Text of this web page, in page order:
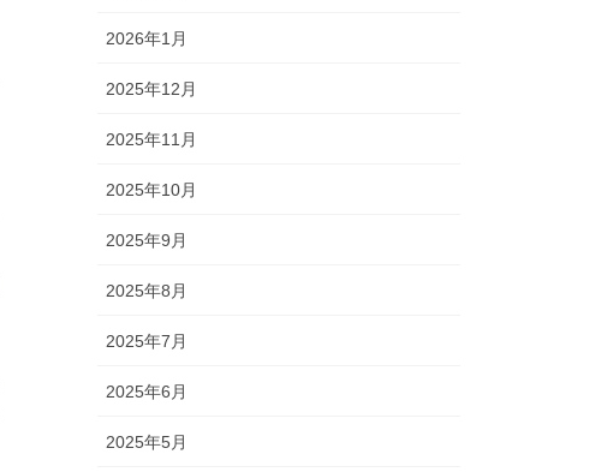
2026年1月
2025年12月
2025年11月
2025年10月
2025年9月
2025年8月
2025年7月
2025年6月
2025年5月